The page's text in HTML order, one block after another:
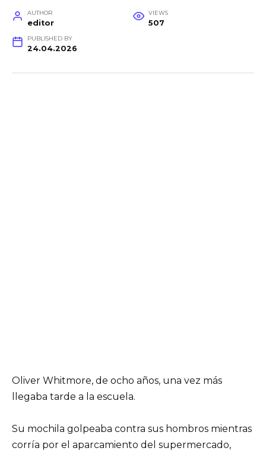
AUTHOR
editor
VIEWS
507
PUBLISHED BY
24.04.2026
Oliver Whitmore, de ocho años, una vez más
llegaba tarde a la escuela.
Su mochila golpeaba contra sus hombros mientras
corría por el aparcamiento del supermercado,